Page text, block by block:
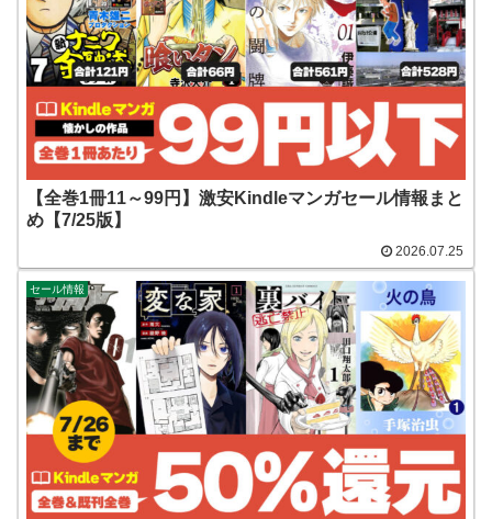
【全巻1冊11～99円】激安Kindleマンガセール情報まと
め【7/25版】
2026.07.25
セール情報